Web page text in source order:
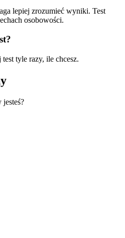
lepiej zrozumieć wyniki. Test
osobowości.
tyle razy, ile chcesz.